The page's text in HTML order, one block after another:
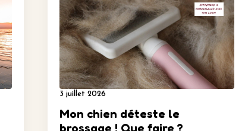
Mon chien déteste le
brossage ! Que faire ?
3 juillet 2026